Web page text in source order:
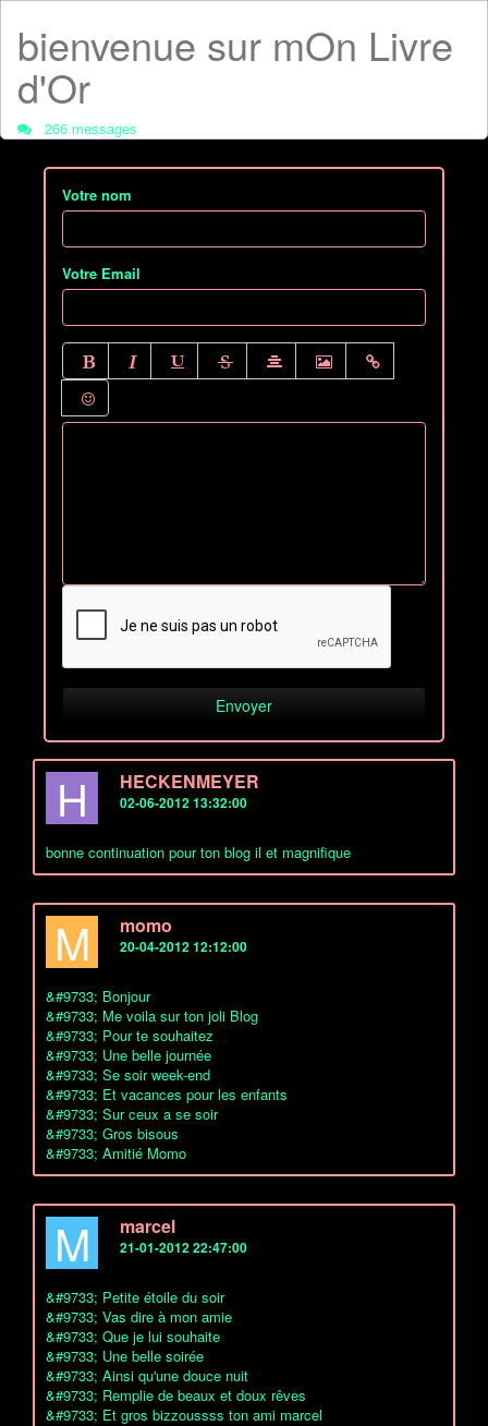
bienvenue sur mOn Livre
d'Or
266 messages
Votre nom
Votre Email
H HECKENMEYER
02-06-2012 13:32:00
bonne continuation pour ton blog il et magnifique
M momo
20-04-2012 12:12:00
&#9733; Bonjour
&#9733; Me voila sur ton joli Blog
&#9733; Pour te souhaitez
&#9733; Une belle journée
&#9733; Se soir week-end
&#9733; Et vacances pour les enfants
&#9733; Sur ceux a se soir
&#9733; Gros bisous
&#9733; Amitié Momo
M marcel
21-01-2012 22:47:00
&#9733; Petite étoile du soir
&#9733; Vas dire à mon amie
&#9733; Que je lui souhaite
&#9733; Une belle soirée
&#9733; Ainsi qu'une douce nuit
&#9733; Remplie de beaux et doux rêves
&#9733; Et gros bizzoussss ton ami marcel